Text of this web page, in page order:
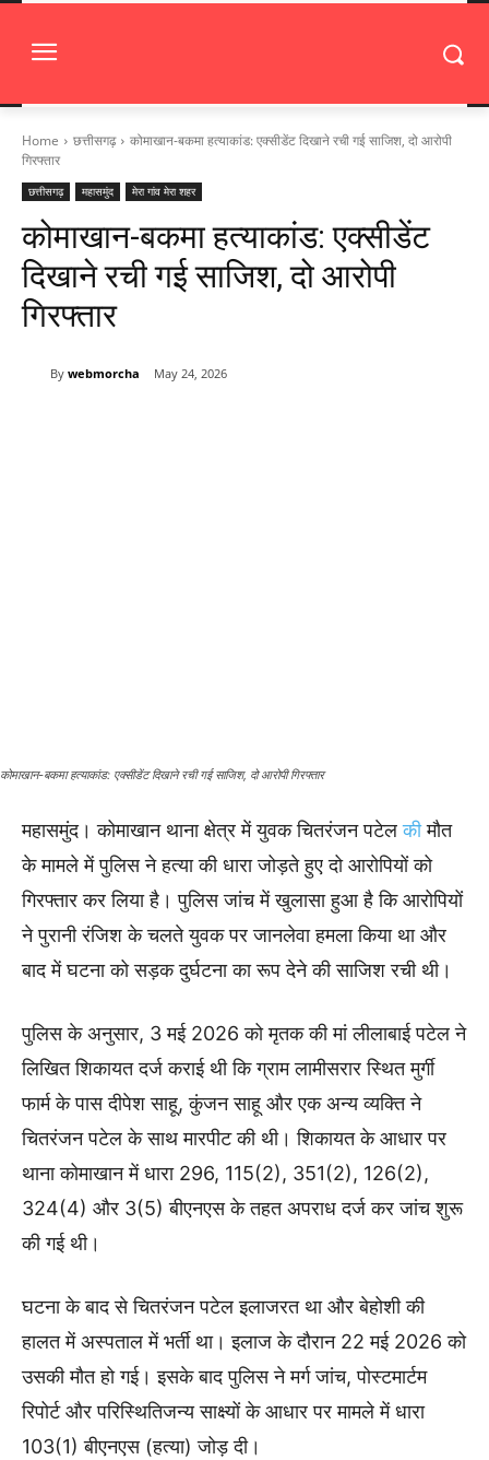
Home छत्तीसगढ़
कोमाखान-बकमा हत्याकांड: एक्सीडेंट दिखाने रची गई साजिश, दो आरोपी
गिरफ्तार
छत्तीसगढ़ महासमुंद मेरा गांव मेरा शहर
कोमाखान-बकमा हत्याकांड: एक्सीडेंट
दिखाने रची गई साजिश, दो आरोपी
गिरफ्तार
By webmorcha May 24, 2026
कोमाखान-बकमा हत्याकांड: एक्सीडेंट दिखाने रची गई साजिश, दो आरोपी गिरफ्तार
महासमुंद। कोमाखान थाना क्षेत्र में युवक चितरंजन पटेलकीमौत
के मामले में पुलिस ने हत्या की धारा जोड़ते हुए दो आरोपियों को
गिरफ्तार कर लिया है। पुलिस जांच में खुलासा हुआ है कि आरोपियों
ने पुरानी रंजिश के चलते युवक पर जानलेवा हमला किया था और
बाद में घटना को सड़क दुर्घटना का रूप देने की साजिश रची थी।
पुलिस के अनुसार, 3 मई 2026 को मृतक की मां लीलाबाई पटेल ने
लिखित शिकायत दर्ज कराई थी कि ग्राम लामीसरार स्थित मुर्गी
फार्म के पास दीपेश साहू, कुंजन साहू और एक अन्य व्यक्ति ने
चितरंजन पटेल के साथ मारपीट की थी। शिकायत के आधार पर
थाना कोमाखान में धारा 296, 115(2), 351(2), 126(2),
324(4) और 3(5) बीएनएस के तहत अपराध दर्ज कर जांच शुरू
की गई थी।
घटना के बाद से चितरंजन पटेल इलाजरत था और बेहोशी की
हालत में अस्पताल में भर्ती था। इलाज के दौरान 22 मई 2026 को
उसकी मौत हो गई। इसके बाद पुलिस ने मर्ग जांच, पोस्टमार्टम
रिपोर्ट और परिस्थितिजन्य साक्ष्यों के आधार पर मामले में धारा
103(1) बीएनएस (हत्या) जोड़ दी।